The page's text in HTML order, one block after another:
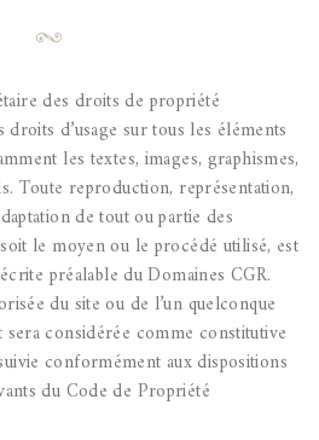
des droits de propriété
d’usage sur tous les éléments
les textes, images, graphismes,
Toute reproduction, représentation,
de tout ou partie des
le moyen ou le procédé utilisé, est
préalable du Domaines CGR.
du site ou de l’un quelconque
considérée comme constitutive
conformément aux dispositions
du Code de Propriété